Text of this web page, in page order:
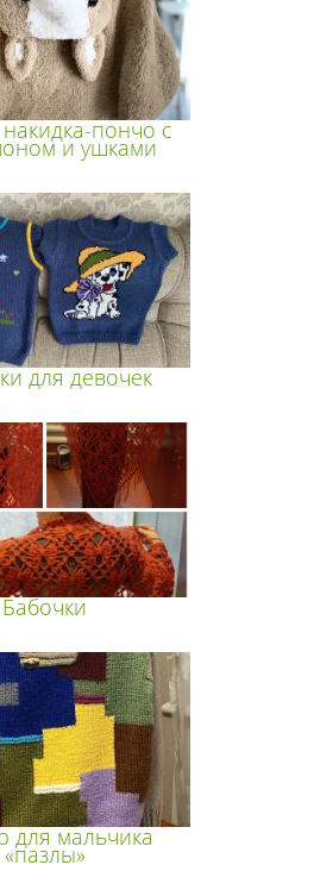
пончо с
и ушками
для девочек
Бабочки
для мальчика
«пазлы»